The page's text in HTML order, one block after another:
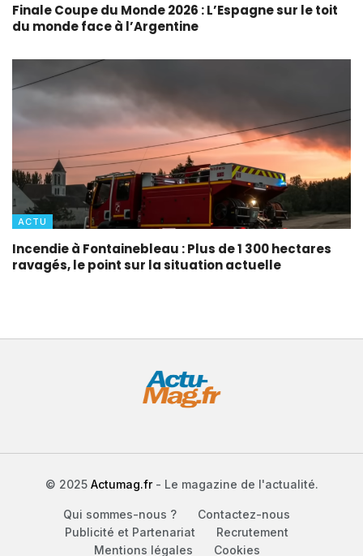
Finale Coupe du Monde 2026 : L’Espagne sur le toit
du monde face à l’Argentine
ACTU
Incendie à Fontainebleau : Plus de 1 300 hectares
ravagés, le point sur la situation actuelle
© 2025 Actumag.fr- Le magazine de l'actualité.
Qui sommes-nous ?
Contactez-nous
Publicité et Partenariat
Recrutement
Mentions légales
Cookies